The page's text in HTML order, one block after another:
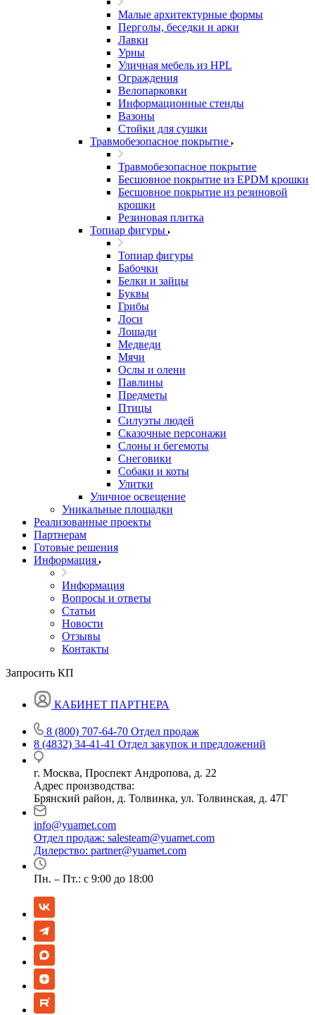
Малые архитектурные формы
Перголы, беседки и арки
Лавки
Урны
Уличная мебель из HPL
Ограждения
Велопарковки
Информационные стенды
Вазоны
Стойки для сушки
Травмобезопасное покрытие
Травмобезопасное покрытие
Бесшовное покрытие из EPDM крошки
Бесшовное покрытие из резиновой
крошки
Резиновая плитка
Топиар фигуры
Топиар фигуры
Бабочки
Белки и зайцы
Буквы
Грибы
Лоси
Лошади
Медведи
Мячи
Ослы и олени
Павлины
Предметы
Птицы
Силуэты людей
Сказочные персонажи
Слоны и бегемоты
Снеговики
Собаки и коты
Улитки
Уличное освещение
Уникальные площадки
Реализованные проекты
Партнерам
Готовые решения
Информация
Информация
Вопросы и ответы
Статьи
Новости
Отзывы
Контакты
Запросить КП
КАБИНЕТ ПАРТНЕРА
8 (800) 707-64-70 Отдел продаж
8 (4832) 34-41-41 Отдел закупок и предложений
г. Москва, Проспект Андропова, д. 22
Адрес производства:
Брянский район, д. Толвинка, ул. Толвинская, д. 47Г
info@yuamet.com
Отдел продаж: salesteam@yuamet.com
Дилерство: partner@yuamet.com
Пн. – Пт.: с 9:00 до 18:00